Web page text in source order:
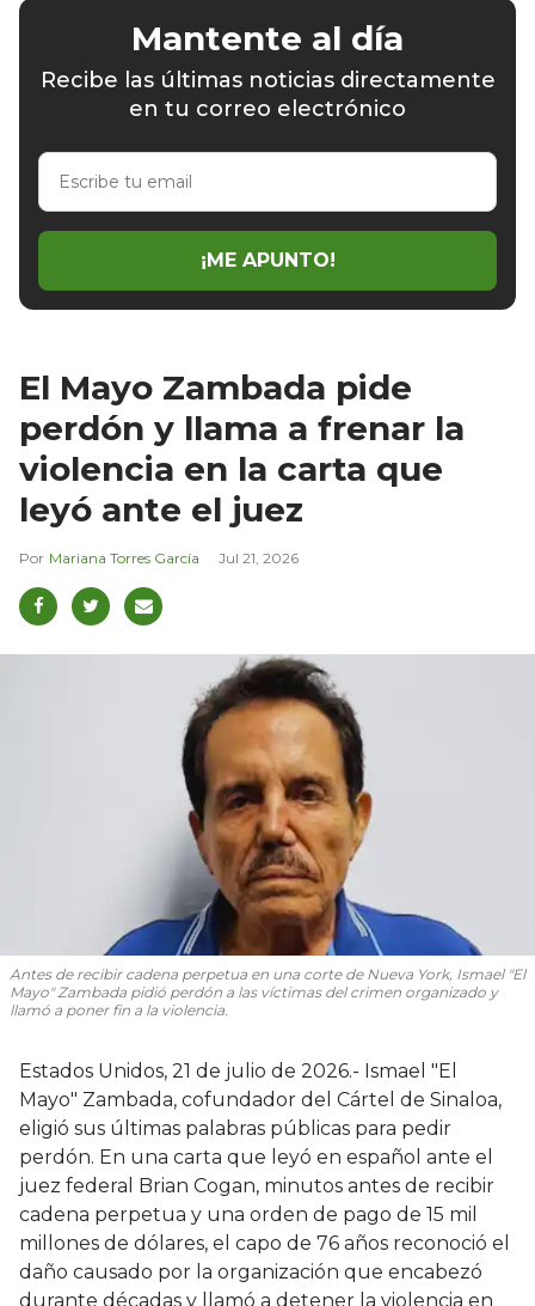
Mantente al día
Recibe las últimas noticias directamente
en tu correo electrónico
Escribe
email
¡ME APUNTO!
El Mayo Zambada pide
perdón y llama a frenar la
violencia en la carta que
leyó ante el juez
Mariana Torres García Jul 21, 2026
Antes de recibir cadena perpetua en una corte de Nueva York, Ismael "El
Mayo" Zambada pidió perdón a las víctimas del crimen organizado y
llamó a poner fin a la violencia.
Estados Unidos, 21 de julio de 2026.- Ismael "El
Mayo" Zambada, cofundador del Cártel de Sinaloa,
eligió sus últimas palabras públicas para pedir
perdón. En una carta que leyó en español ante el
juez federal Brian Cogan, minutos antes de recibir
cadena perpetua y una orden de pago de 15 mil
millones de dólares, el capo de 76 años reconoció el
daño causado por la organización que encabezó
durante décadas y llamó a detener la violencia en